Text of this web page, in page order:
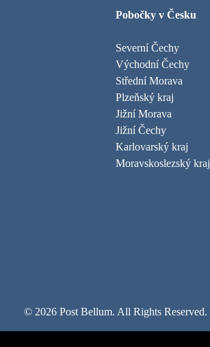
Pobočky v Česku
Severní Čechy
Východní Čechy
Střední Morava
Plzeňský kraj
Jižní Morava
Jižní Čechy
Karlovarský kraj
Moravskoslezský kraj
© 2026 Post Bellum. All Rights Reserved.